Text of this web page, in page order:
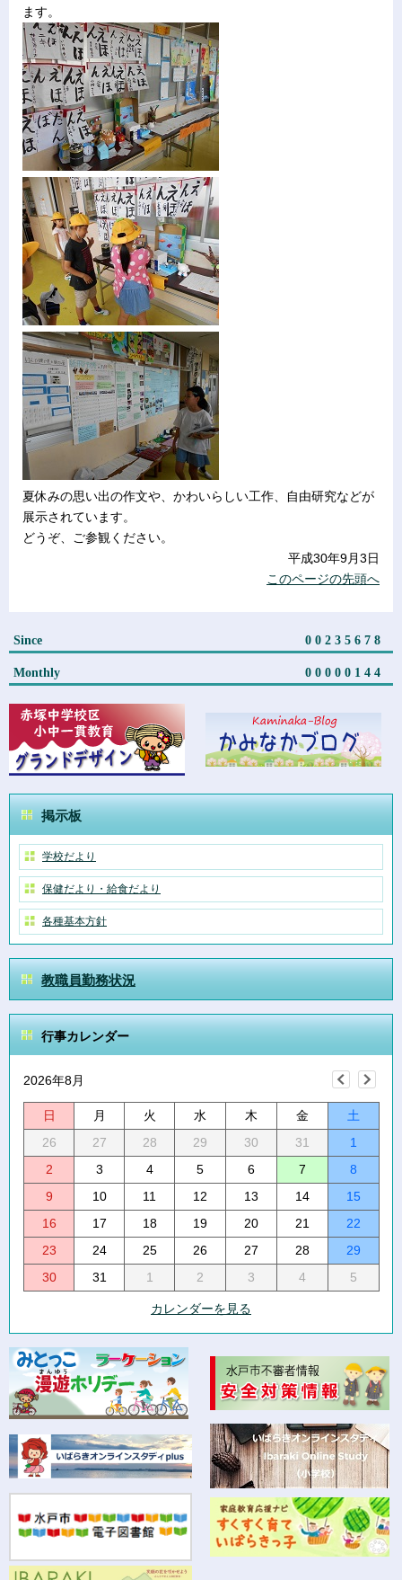
Since 00235678
Monthly 00000144
掲示板
学校だより
保健だより・給食だより
各種基本方針
教職員勤務状況
行事カレンダー
2026年8月
日 月 火 水 木 金
土
26
27 28 29 30 31
1
2
3 4 5 6 7
8
9
10 11 12 13 14
15
16
17 18 19 20 21
22
23
24 25 26 27 28
29
30
31 1 2 3 4 5
カレンダーを見る
ます。
夏休みの思い出の作文や、かわいらしい工作、自由研究などが
展示されています。
どうぞ、ご参観ください。
平成30年9月3日
このページの先頭へ